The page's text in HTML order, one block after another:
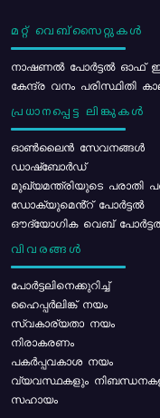
മറ്റ് വെബ്സൈറ്റുകൾ
നാഷണൽ പോർട്ടൽ ഓഫ്
കേന്ദ്ര വനം പരിസ്ഥിതി
പ്രധാനപ്പെട്ട ലിങ്കുകൾ
ഓൺലൈൻ സേവനങ്ങൾ
ഡാഷ്ബോർഡ്
മുഖ്യമന്ത്രിയുടെ പരാതി
ഡോക്യുമെൻ്റ് പോർട്ടൽ
ഔദ്യോഗിക വെബ്
വിവരങ്ങൾ
പോര്‍ട്ടലിനെക്കുറിച്ച്
ഹൈപ്പർലിങ്ക് നയം
സ്വകാര്യതാ നയം
നിരാകരണം
പകർപ്പവകാശ നയം
വ്യവസ്ഥകളും
സഹായം